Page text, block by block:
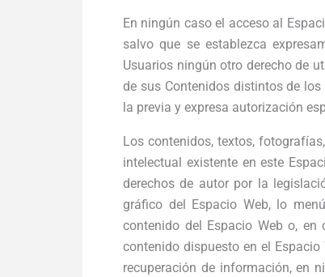
En ningún caso el acceso al
salvo que se establezca
Usuarios ningún otro derecho de
de sus Contenidos distintos de
la previa y expresa autorización
Los contenidos, textos,
intelectual existente en este
derechos de autor por la
gráfico del Espacio Web, lo
contenido del Espacio Web o,
contenido dispuesto en el
recuperación de información, en